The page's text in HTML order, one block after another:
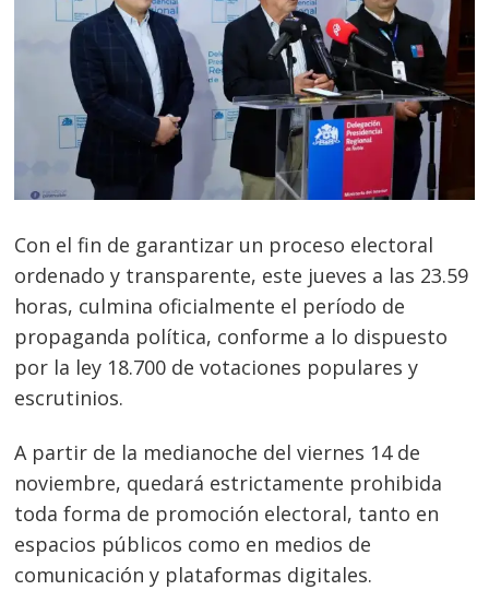
Con el fin de garantizar un proceso electoral
ordenado y transparente, este jueves a las 23.59
horas, culmina oficialmente el período de
propaganda política, conforme a lo dispuesto
por la ley 18.700 de votaciones populares y
escrutinios.
A partir de la medianoche del viernes 14 de
noviembre, quedará estrictamente prohibida
toda forma de promoción electoral, tanto en
espacios públicos como en medios de
comunicación y plataformas digitales.